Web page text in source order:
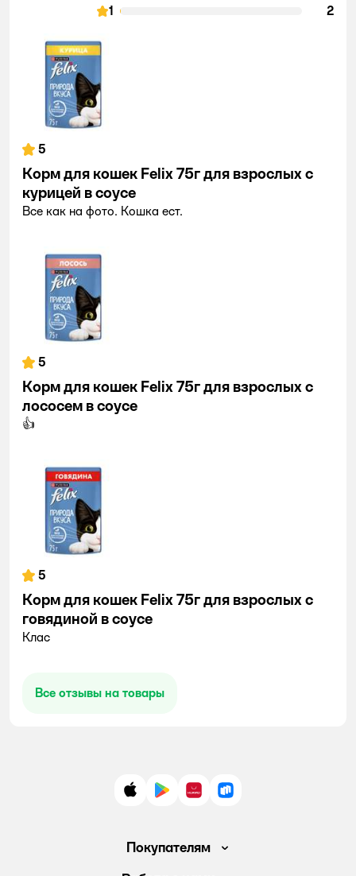
1
2
5
Корм для кошек Felix 75г для взрослых с
курицей в соусе
Все как на фото. Кошка ест.
5
Корм для кошек Felix 75г для взрослых с
лососем в соусе
👍
5
Корм для кошек Felix 75г для взрослых с
говядиной в соусе
Клас
Все отзывы на товары
App StoreGoogle Play
AppGallery
RuStore
Покупателям